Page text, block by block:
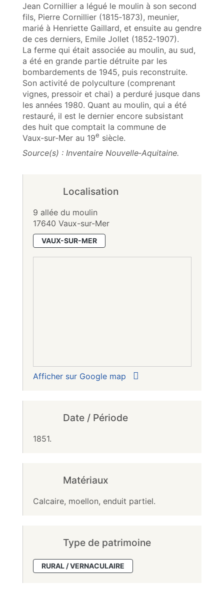
Jean Cornillier a légué le moulin à son second
fils, Pierre Cornillier (1815‑1873), meunier,
marié à Henriette Gaillard, et ensuite au gendre
de ces derniers, Emile Jollet (1852‑1907).
La ferme qui était associée au moulin, au sud,
a été en grande partie détruite par les
bombardements de 1945, puis reconstruite.
Son activité de polyculture (comprenant
vignes, pressoir et chai) a perduré jusque dans
les années 1980. Quant au moulin, qui a été
restauré, il est le dernier encore subsistant
des huit que comptait la commune de
Vaux‑sur‑Mer au 19e siècle.
Source(s) : Inventaire Nouvelle‑Aquitaine.
Localisation
9 allée du moulin
17640 Vaux-sur-Mer
VAUX-SUR-MER
Afficher sur Google map
Date / Période
1851.
Matériaux
Calcaire, moellon, enduit partiel.
Type de patrimoine
RURAL / VERNACULAIRE